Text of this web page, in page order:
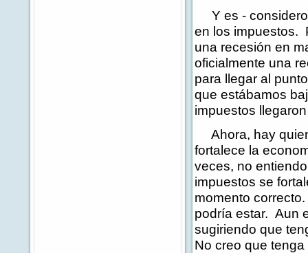
Y es - considero
en los impuestos.
una recesión en
oficialmente una
para llegar al
que estábamos
impuestos
Ahora, hay
fortalece la
veces, no
impuestos se
momento
podría estar. Aun
sugiriendo que
No creo que